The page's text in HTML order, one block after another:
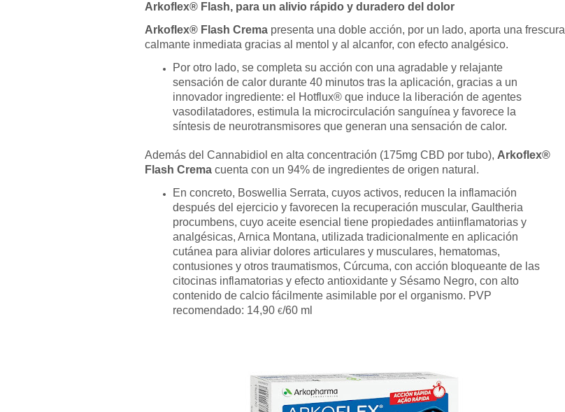
Arkoflex® Flash, para un alivio rápido y duradero del dolor
Arkoflex® Flash Crema presenta una doble acción, por un lado, aporta una frescura
calmante inmediata gracias al mentol y al alcanfor, con efecto analgésico.
Por otro lado, se completa su acción con una agradable y relajante
sensación de calor durante 40 minutos tras la aplicación, gracias a un
innovador ingrediente: el Hotflux® que induce la liberación de agentes
vasodilatadores, estimula la microcirculación sanguínea y favorece la
síntesis de neurotransmisores que generan una sensación de calor.
Además del Cannabidiol en alta concentración (175mg CBD por tubo), Arkoflex®
Flash Crema cuenta con un 94% de ingredientes de origen natural.
En concreto, Boswellia Serrata, cuyos activos, reducen la inflamación
después del ejercicio y favorecen la recuperación muscular, Gaultheria
procumbens, cuyo aceite esencial tiene propiedades antiinflamatorias y
analgésicas, Arnica Montana, utilizada tradicionalmente en aplicación
cutánea para aliviar dolores articulares y musculares, hematomas,
contusiones y otros traumatismos, Cúrcuma, con acción bloqueante de las
citocinas inflamatorias y efecto antioxidante y Sésamo Negro, con alto
contenido de calcio fácilmente asimilable por el organismo. PVP
recomendado: 14,90 €/60 ml